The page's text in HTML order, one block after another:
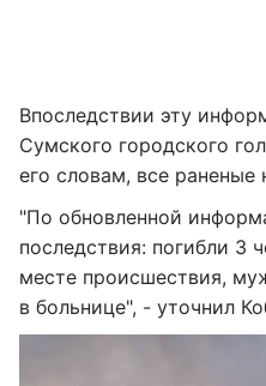
Впоследствии эту
Сумского городского
его словам, все раненые
"По обновленной
последствия: погибли 3
месте происшествия,
в больнице", - уточнил